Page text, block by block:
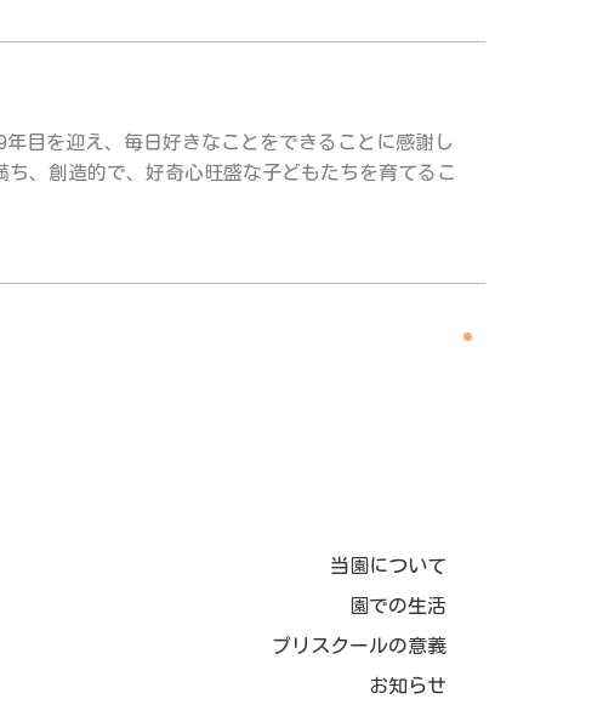
目を迎え、毎日好きなことをできることに感謝し
、創造的で、好奇心旺盛な子どもたちを育てるこ
当園について
園での生活
プリスクールの意義
お知らせ